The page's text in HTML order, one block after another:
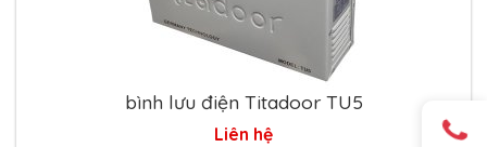
bình lưu điện Titadoor TU5
Liên hệ